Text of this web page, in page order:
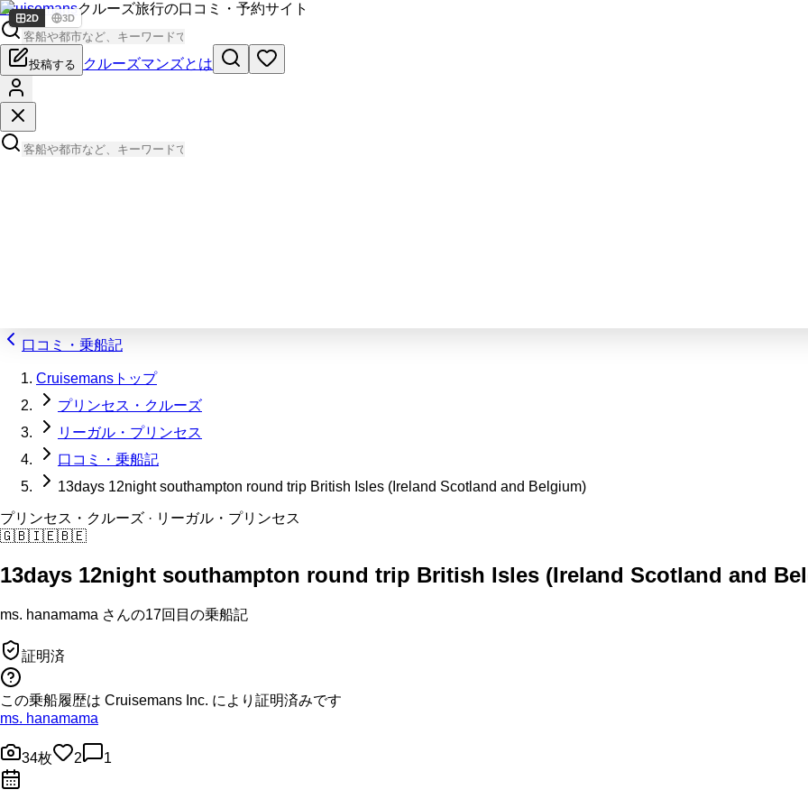
Cruisemansクルーズ旅行の口コミ・予約サイト
投稿する クルーズマンズとは
口コミ・乗船記
Cruisemansトップ
プリンセス・クルーズ
リーガル・プリンセス
口コミ・乗船記
13days 12night southampton round trip British Isles (Ireland Scotland and Belgium)
プリンセス・クルーズ · リーガル・プリンセス
🇬🇧🇮🇪🇧🇪
13days 12night southampton round trip British Isles (Ireland Scotland and
ms. hanamama さんの17回目の乗船記
証明済
この乗船履歴は Cruisemans Inc. により証明済みです
ms. hanamama
34枚 2 1
2D 3D